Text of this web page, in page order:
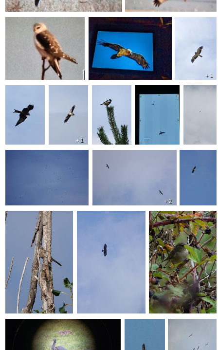
+ 1
+ 1
+ 2